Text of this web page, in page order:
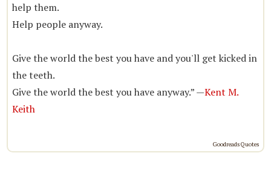
help them.
Help people anyway.
Give the world the best you have and you'll get kicked in
the teeth.
Give the world the best you have anyway.” —Kent M.
Keith
Goodreads Quotes